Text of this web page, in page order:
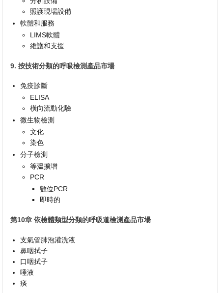
照護現場設備
軟體和服務
LIMS軟體
維護和支援
9. 按技術分類的呼吸檢測產品市場
免疫診斷
ELISA
橫向流動化驗
微生物檢測
文化
染色
分子檢測
等溫擴增
PCR
數位PCR
即時的
第10章 依檢體類型分類的呼吸道檢測產品市場
支氣管肺泡灌洗液
鼻咽拭子
口咽拭子
唾液
痰